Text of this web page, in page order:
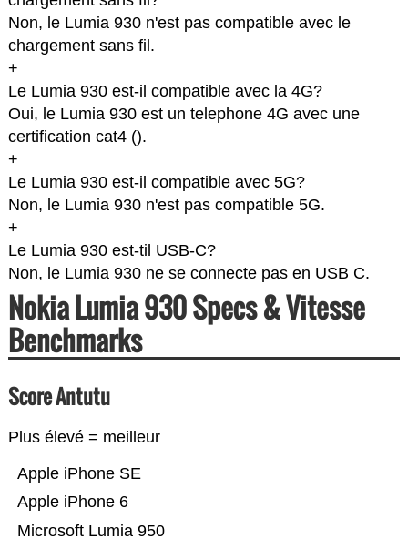
Non, le Lumia 930 n'est pas compatible avec le
chargement sans fil.
+
Le Lumia 930 est-il compatible avec la 4G?
Oui, le Lumia 930 est un telephone 4G avec une
certification cat4 ().
+
Le Lumia 930 est-il compatible avec 5G?
Non, le Lumia 930 n'est pas compatible 5G.
+
Le Lumia 930 est-til USB-C?
Non, le Lumia 930 ne se connecte pas en USB C.
Nokia Lumia 930 Specs & Vitesse
Benchmarks
Score Antutu
Plus élevé = meilleur
Microsoft Lumia 950
Apple iPhone 6
Apple iPhone SE